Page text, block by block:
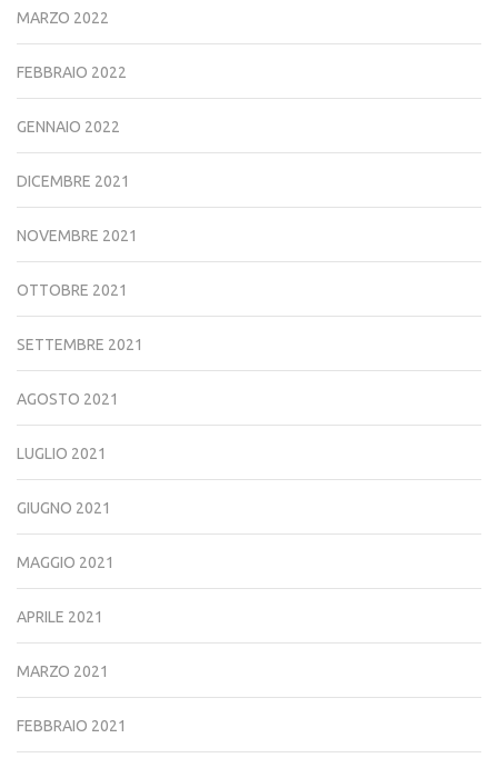
MARZO 2022
FEBBRAIO 2022
GENNAIO 2022
DICEMBRE 2021
NOVEMBRE 2021
OTTOBRE 2021
SETTEMBRE 2021
AGOSTO 2021
LUGLIO 2021
GIUGNO 2021
MAGGIO 2021
APRILE 2021
MARZO 2021
FEBBRAIO 2021